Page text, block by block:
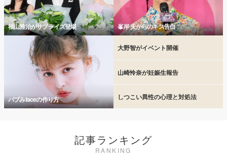
福山雅治がサプライズ登場 峯岸 夫からのキス告白
バブみfaceの作り方
大野智がイベント開催
山崎怜奈が妊娠生報告
しつこい異性の心理と対処法
記事ランキング
RANKING